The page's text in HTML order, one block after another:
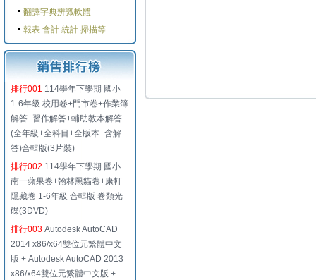
翻譯字典辨識軟體
報表.會計.統計.掃描等
排行001 114學年下學期 國小
1-6年級 校用卷+門市卷+作業簿
解答+習作解答+輔助教本解答
(全年級+全科目+全版本+含解
答)合輯版(3片裝)
排行002 114學年下學期 國小
南一蘋果卷+翰林黑貓卷+康軒
隱藏卷 1-6年級 合輯版 卷類光
碟(3DVD)
排行003 Autodesk AutoCAD
2014 x86/x64雙位元繁體中文
版 + Autodesk AutoCAD 2013
x86/x64雙位元繁體中文版 +